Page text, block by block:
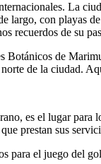
La
largo, con playas
recuerdos de su
Botánicos de
de la ciudad.
es el lugar para
prestan sus
para el juego del